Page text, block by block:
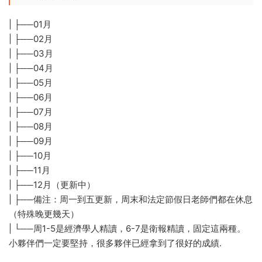
| ├──01月
| ├──02月
| ├──03月
| ├──04月
| ├──05月
| ├──06月
| ├──07月
| ├──08月
| ├──09月
| ├──10月
| ├──11月
| ├──12月（更新中）
| ├──備注：周一到五更新，周末和法定節假日老師們都在休息
（特殊晚更幾天）
| └──周1-5是經濟學人精讀，6-7是衛報精讀，固定這兩種。
小夥伴們一定要堅持，很多夥伴已經拿到了很好的成績.